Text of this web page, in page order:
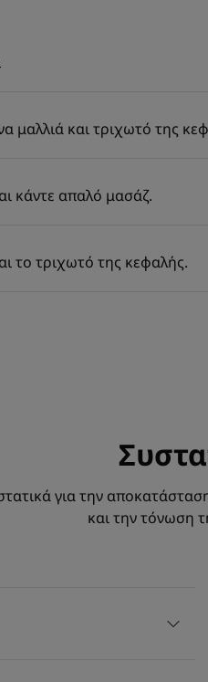
μαλλιά και τριχωτό της
κάντε απαλό μασάζ.
το τριχωτό της κεφαλής.
για την
και την τόνωση